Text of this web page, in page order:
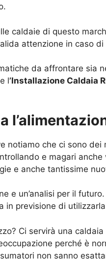
caldaie di questo
attenzione in caso di
da affrontare sia
l’Installazione Caldaia
notiamo che ci sono dei
e magari
e anche tantissime
e un’analisi per il
in previsione di
Ci servirà una
perché è
non sanno